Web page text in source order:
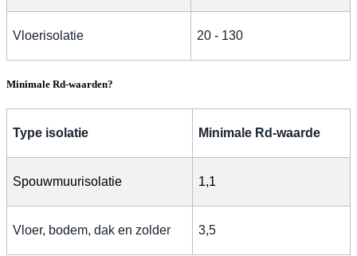
Vloerisolatie 20 - 130
Minimale Rd-waarden?
Type isolatie Minimale Rd-waarde
Spouwmuurisolatie 1,1
Vloer, bodem, dak en zolder 3,5